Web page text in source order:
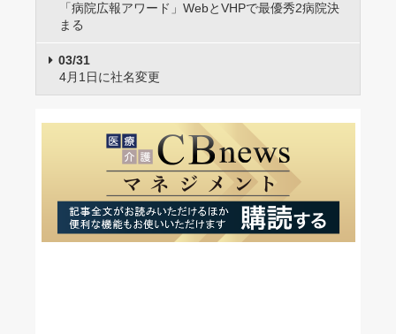
「病院広報アワード」WebとVHPで最優秀2病院決
まる
03/31
4月1日に社名変更